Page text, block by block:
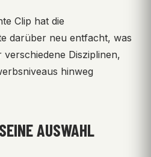
Clip hat die
darüber neu entfacht, was
verschiedene Disziplinen,
hinweg
AUSWAHL